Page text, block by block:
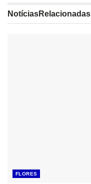
NotíciasRelacionadas
FLORES